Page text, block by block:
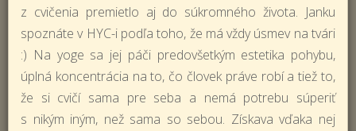
z cvičenia premietlo aj do súkromného života. Janku
spoznáte v HYC-i podľa toho, že má vždy úsmev na tvári
:) Na yoge sa jej páči predovšetkým estetika pohybu,
úplná koncentrácia na to, čo človek práve robí a tiež to,
že si cvičí sama pre seba a nemá potrebu súperiť
s nikým iným, než sama so sebou. Získava vďaka nej